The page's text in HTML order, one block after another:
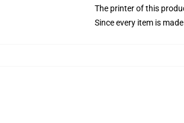
The printer of this
Since every item is